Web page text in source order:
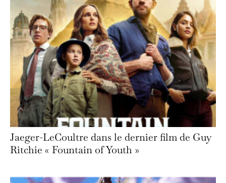
Jaeger-LeCoultre dans le dernier film de Guy
Ritchie « Fountain of Youth »